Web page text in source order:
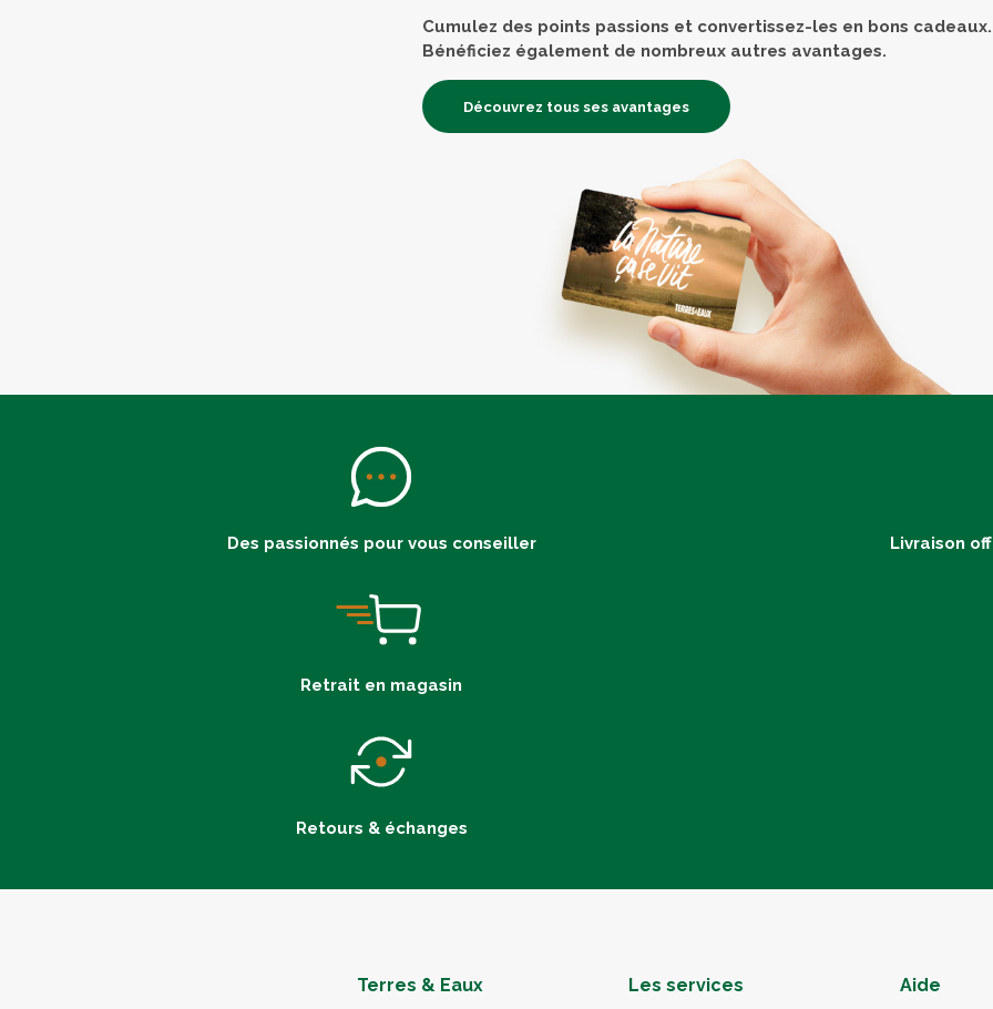
Cumulez des points passions et convertissez-les en bons cadeaux.
Bénéficiez également de nombreux autres avantages.
Découvrez tous ses avantages
Des passionnés pour vous conseiller Livraison
Retrait en magasin
Retours & échanges
Terres & Eaux Les services Aide